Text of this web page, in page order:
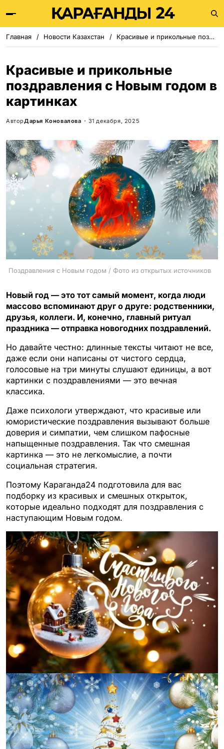
Главная Новости Казахстан Красивые и прикольные поздравления с Новым годом в картинках
Красивые и прикольные
поздравления с Новым годом в
картинках
АвторДарья Коновалова 31 декабря, 2025
Поздравления с Новым годом / Фото из открытых источников
Новый год — это тот самый момент, когда люди
массово вспоминают друг о друге: родственники,
друзья, коллеги. И, конечно, главный ритуал
праздника — отправка новогодних поздравлений.
Но давайте честно: длинные тексты читают не все,
даже если они написаны от чистого сердца,
голосовые на три минуты слушают единицы, а вот
картинки с поздравлениями — это вечная
классика.
Даже психологи утверждают, что красивые или
юмористические поздравления вызывают больше
доверия и симпатии, чем слишком пафосные
напыщенные поздравления. Так что смешная
картинка — это не легкомыслие, а почти
социальная стратегия.
Поэтому Караганда24 подготовила для вас
подборку из красивых и смешных открыток,
которые идеально подходят для поздравления с
наступающим Новым годом.